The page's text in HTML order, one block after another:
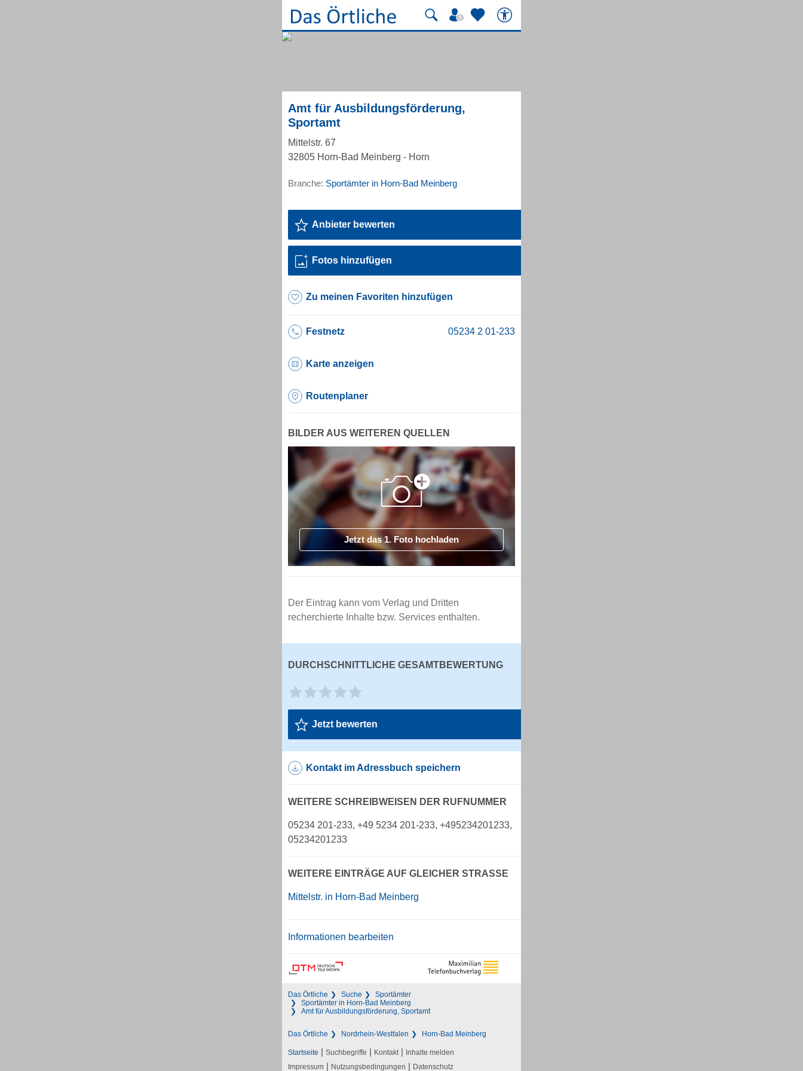
Amt für Ausbildungsförderung,
Sportamt
Mittelstr. 67
32805 Horn-Bad Meinberg - Horn
Branche: Sportämter in Horn-Bad Meinberg
Anbieter bewerten
Fotos hinzufügen
Zu meinen Favoriten hinzufügen
Festnetz
Karte anzeigen
Routenplaner
BILDER AUS WEITEREN QUELLEN
Jetzt das 1. Foto hochladen
Der Eintrag kann vom Verlag und Dritten
recherchierte Inhalte bzw. Services enthalten.
DURCHSCHNITTLICHE GESAMTBEWERTUNG
Jetzt bewerten
Kontakt im Adressbuch speichern
WEITERE SCHREIBWEISEN DER RUFNUMMER
05234 201-233, +49 5234 201-233, +495234201233,
05234201233
WEITERE EINTRÄGE AUF GLEICHER STRASSE
Mittelstr. in Horn-Bad Meinberg
Informationen bearbeiten
Das Örtliche Suche
Sportämter
Sportämter in Horn-Bad Meinberg
Amt für Ausbildungsförderung, Sportamt
Das Örtliche Nordrhein-Westfalen Horn-Bad Meinberg
Startseite | Suchbegriffe | Kontakt | Inhalte melden
Impressum | Nutzungsbedingungen | Datenschutz